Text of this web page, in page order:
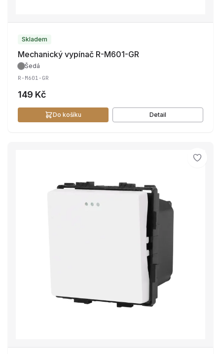
Skladem
Mechanický vypínač R-M601-GR
Šedá
R-M601-GR
149 Kč
Do košíku Detail